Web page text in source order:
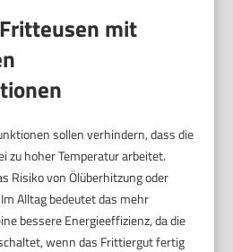
mit
sollen verhindern, dass die
zu hoher Temperatur arbeitet.
Risiko von Ölüberhitzung oder
Alltag bedeutet das mehr
bessere Energieeffizienz, da die
wenn das Frittiergut fertig